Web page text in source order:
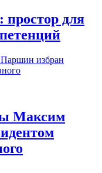
для
Максим